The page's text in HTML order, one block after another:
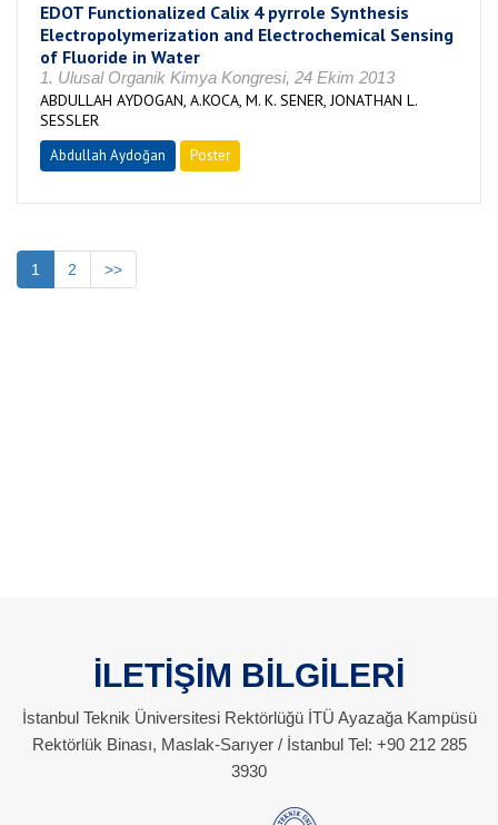
EDOT Functionalized Calix 4 pyrrole Synthesis
Electropolymerization and Electrochemical Sensing
of Fluoride in Water
1. Ulusal Organik Kimya Kongresi, 24 Ekim 2013
ABDULLAH AYDOGAN, A.KOCA, M. K. SENER, JONATHAN L.
SESSLER
Abdullah Aydoğan Poster
1 2 >>
İLETİŞİM BİLGİLERİ
İstanbul Teknik Üniversitesi Rektörlüğü İTÜ Ayazağa Kampüsü
Rektörlük Binası, Maslak-Sarıyer / İstanbul Tel: +90 212 285
3930